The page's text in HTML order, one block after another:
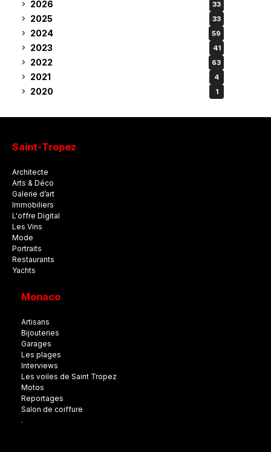
2026 33
2025 33
2024 59
2023 41
2022 63
2021 4
2020 1
Saint-Tropez
Architecte
Arts & Déco
Galerie d’art
Immobiliers
L'offre Digital
Les Vins
Mode
Portraits
Restaurants
Yachts
Monaco
Artisans
Bijouteries
Garages
Les plages
Interviews
Les voiles de Saint Tropez
Motos
Reportages
Salon de coiffure
.